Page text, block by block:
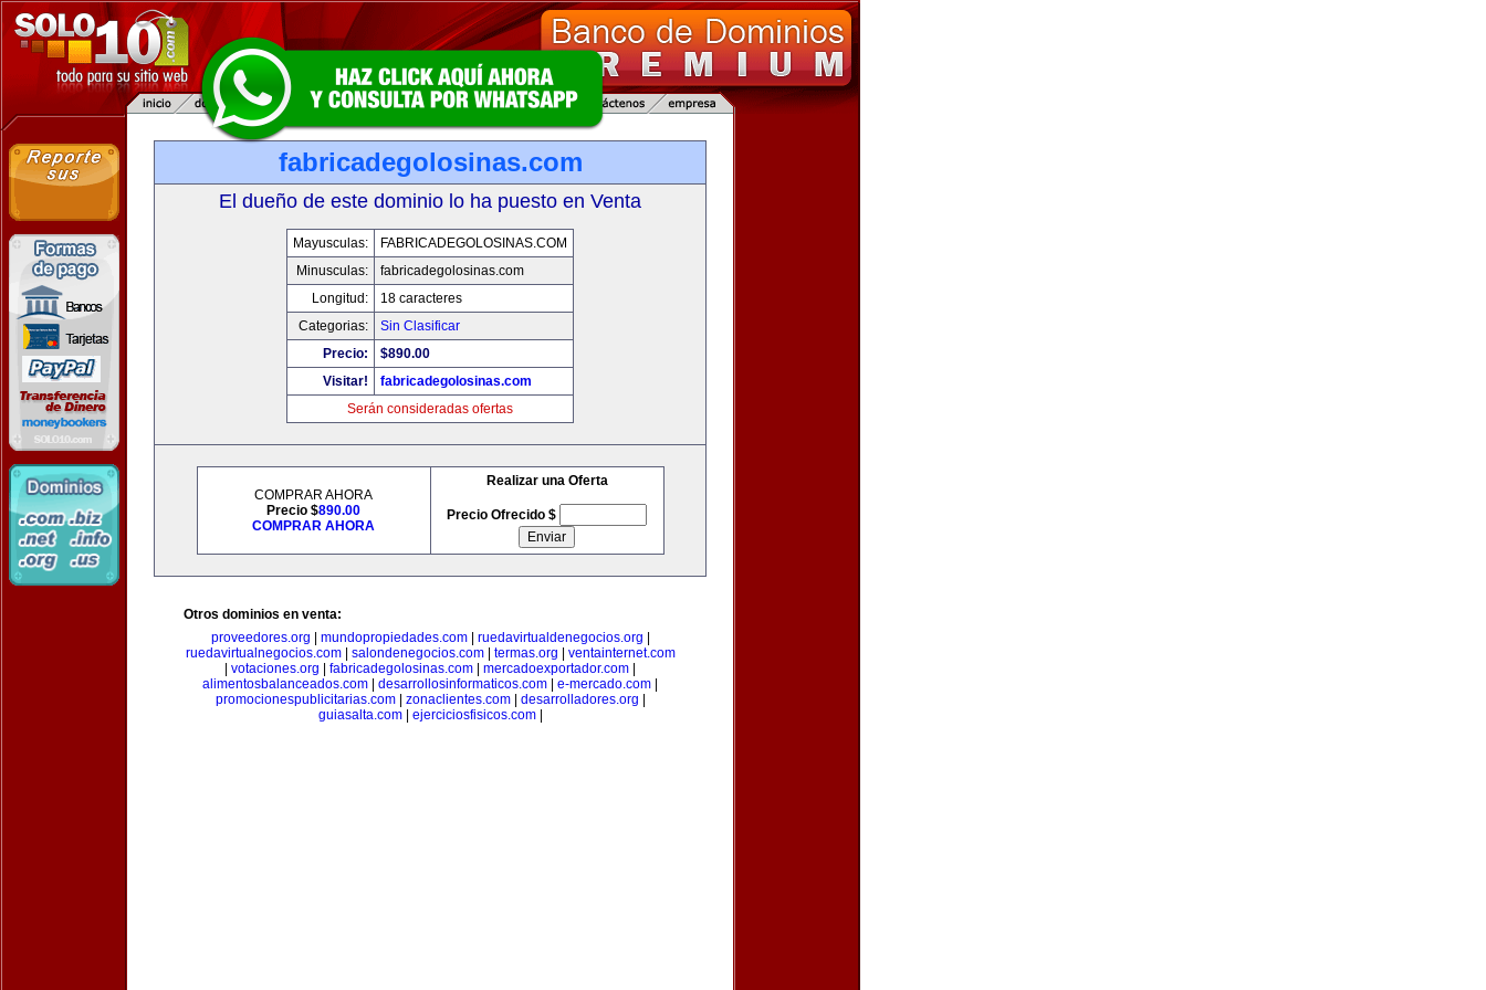
fabricadegolosinas.com
El dueño de este dominio lo ha puesto en Venta
Mayusculas:
FABRICADEGOLOSINAS.COM
Minusculas:
fabricadegolosinas.com
Longitud:
18 caracteres
Categorias:
Sin Clasificar
Precio:
$890.00
Visitar!
fabricadegolosinas.com
Serán consideradas ofertas
COMPRAR AHORA
Precio $890.00
COMPRAR AHORA
Realizar una Oferta
Precio Ofrecido $
Otros dominios en venta:
proveedores.org
mundopropiedades.com| ruedavirtualdenegocios.org
ruedavirtualnegocios.com| salondenegocios.com| termas.org
ventainternet.com
votaciones.org fabricadegolosinas.com mercadoexportador.com
alimentosbalanceados.com
desarrollosinformaticos.com e-mercado.com
promocionespublicitarias.com| zonaclientes.com| desarrolladores.org
guiasalta.com| ejerciciosfisicos.com|